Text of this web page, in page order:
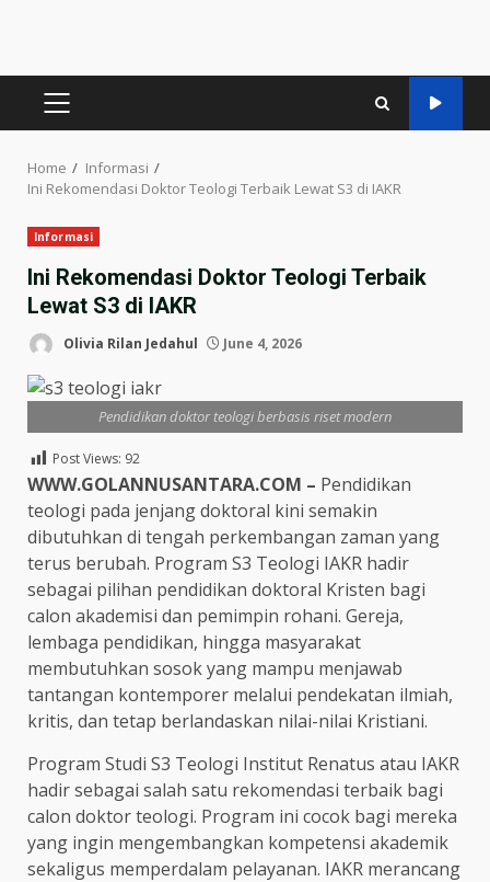
PRIMARY
Home
Informasi
Ini Rekomendasi Doktor Teologi Terbaik Lewat S3 di IAKR
Informasi
Ini Rekomendasi Doktor Teologi Terbaik
Lewat S3 di IAKR
Olivia Rilan Jedahul June 4, 2026
Pendidikan doktor teologi berbasis riset modern
Post Views: 92
WWW.GOLANNUSANTARA.COM – Pendidikan
teologi pada jenjang doktoral kini semakin
dibutuhkan di tengah perkembangan zaman yang
terus berubah. Program S3 Teologi IAKR hadir
sebagai pilihan pendidikan doktoral Kristen bagi
calon akademisi dan pemimpin rohani. Gereja,
lembaga pendidikan, hingga masyarakat
membutuhkan sosok yang mampu menjawab
tantangan kontemporer melalui pendekatan ilmiah,
kritis, dan tetap berlandaskan nilai-nilai Kristiani.
Program Studi S3 Teologi Institut Renatus atau IAKR
hadir sebagai salah satu rekomendasi terbaik bagi
calon doktor teologi. Program ini cocok bagi mereka
yang ingin mengembangkan kompetensi akademik
sekaligus memperdalam pelayanan. IAKR merancang